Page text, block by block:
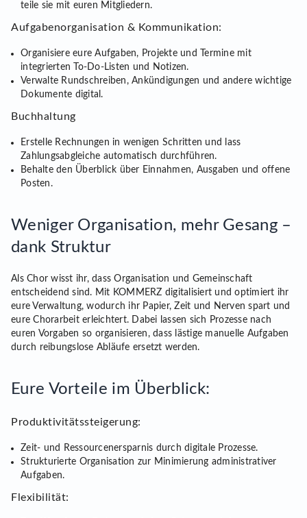
teile sie mit euren Mitgliedern.
Aufgabenorganisation & Kommunikation:
Organisiere eure Aufgaben, Projekte und Termine mit
integrierten To-Do-Listen und Notizen.
Verwalte Rundschreiben, Ankündigungen und andere wichtige
Dokumente digital.
Buchhaltung
Erstelle Rechnungen in wenigen Schritten und lass
Zahlungsabgleiche automatisch durchführen.
Behalte den Überblick über Einnahmen, Ausgaben und offene
Posten.
Weniger Organisation, mehr Gesang –
dank Struktur
Als Chor wisst ihr, dass Organisation und Gemeinschaft
entscheidend sind. Mit KOMMERZ digitalisiert und optimiert ihr
eure Verwaltung, wodurch ihr Papier, Zeit und Nerven spart und
eure Chorarbeit erleichtert. Dabei lassen sich Prozesse nach
euren Vorgaben so organisieren, dass lästige manuelle Aufgaben
durch reibungslose Abläufe ersetzt werden.
Eure Vorteile im Überblick:
Produktivitätssteigerung:
Zeit- und Ressourcenersparnis durch digitale Prozesse.
Strukturierte Organisation zur Minimierung administrativer
Aufgaben.
Flexibilität: